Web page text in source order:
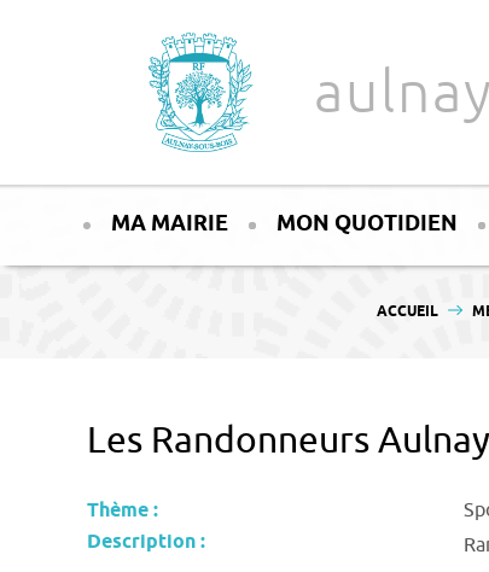
MA MAIRIE MON QUOTIDIEN
VOUS ÊTES ICI :
ACCUEIL
Les Randonneurs
Thème :
Description :